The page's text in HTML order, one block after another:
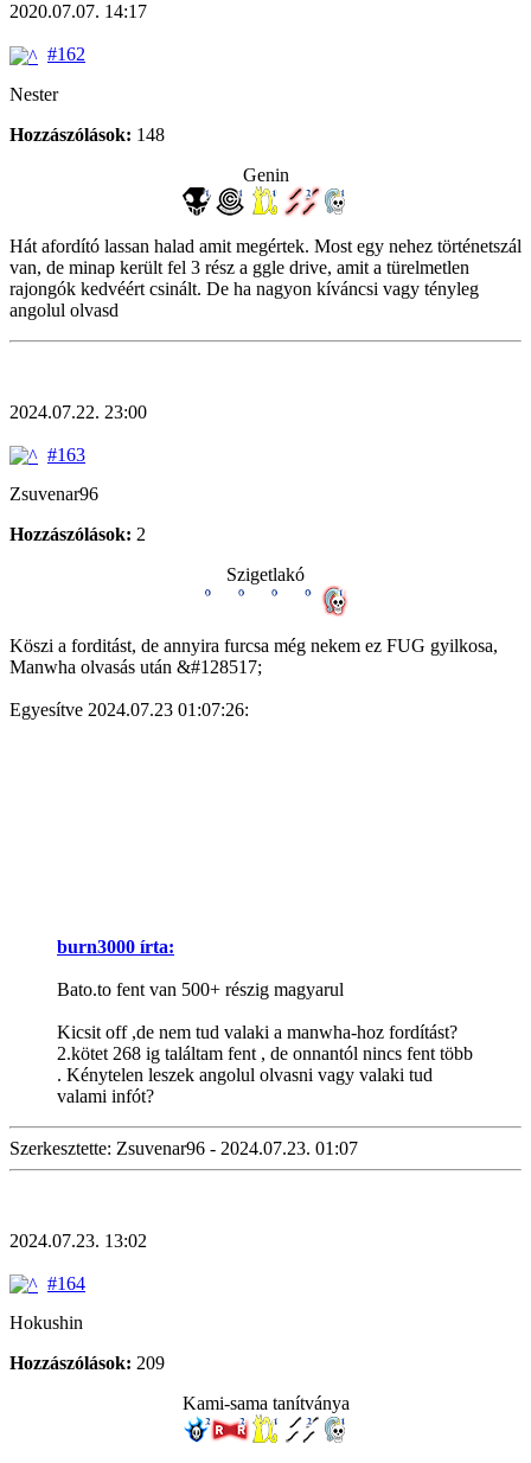
2020.07.07. 14:17
#162
Nester
Hozzászólások: 148
Genin
Hát afordító lassan halad amit megértek. Most egy nehez történetszál
van, de minap került fel 3 rész a ggle drive, amit a türelmetlen
rajongók kedvéért csinált. De ha nagyon kíváncsi vagy tényleg
angolul olvasd
2024.07.22. 23:00
#163
Zsuvenar96
Hozzászólások: 2
Szigetlakó
Köszi a forditást, de annyira furcsa még nekem ez FUG gyilkosa,
Manwha olvasás után &#128517;
Egyesítve 2024.07.23 01:07:26:
burn3000 írta:
Bato.to fent van 500+ részig magyarul
Kicsit off ,de nem tud valaki a manwha-hoz fordítást?
2.kötet 268 ig találtam fent , de onnantól nincs fent több
. Kénytelen leszek angolul olvasni vagy valaki tud
valami infót?
Szerkesztette: Zsuvenar96 - 2024.07.23. 01:07
2024.07.23. 13:02
#164
Hokushin
Hozzászólások: 209
Kami-sama tanítványa